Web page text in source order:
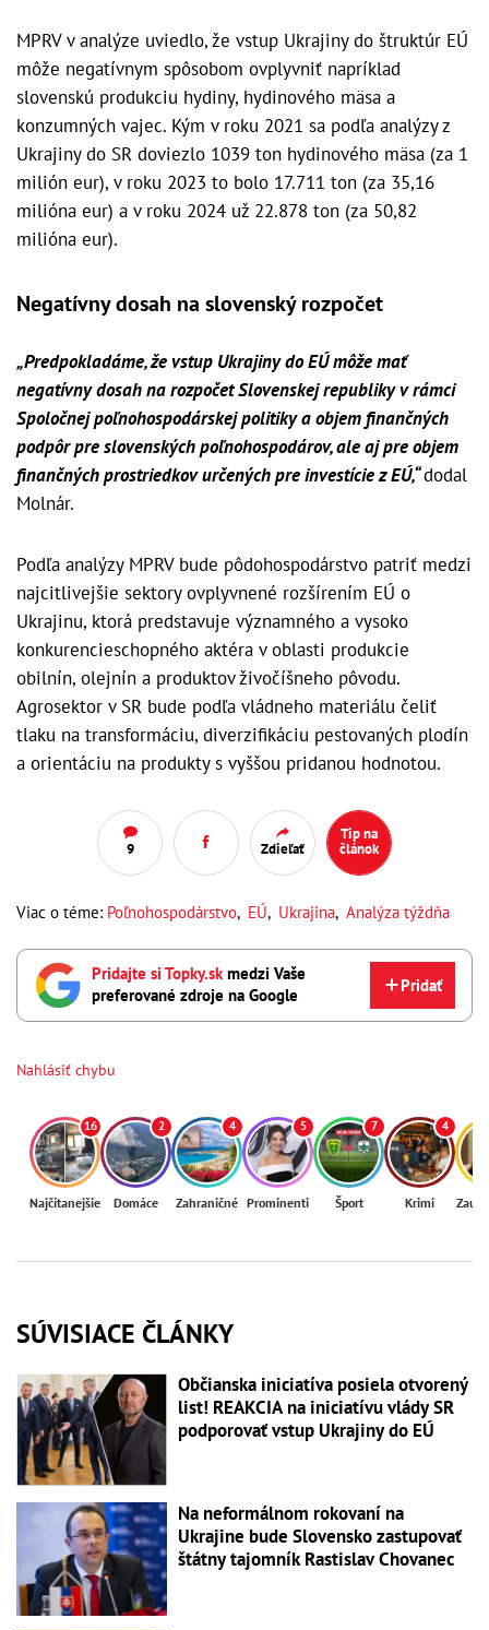
MPRV v analýze uviedlo, že vstup Ukrajiny do štruktúr EÚ
môže negatívnym spôsobom ovplyvniť napríklad
slovenskú produkciu hydiny, hydinového mäsa a
konzumných vajec. Kým v roku 2021 sa podľa analýzy z
Ukrajiny do SR doviezlo 1039 ton hydinového mäsa (za 1
milión eur), v roku 2023 to bolo 17.711 ton (za 35,16
milióna eur) a v roku 2024 už 22.878 ton (za 50,82
milióna eur).
Negatívny dosah na slovenský rozpočet
„Predpokladáme, že vstup Ukrajiny do EÚ môže mať
negatívny dosah na rozpočet Slovenskej republiky v rámci
Spoločnej poľnohospodárskej politiky a objem finančných
podpôr pre slovenských poľnohospodárov, ale aj pre objem
finančných prostriedkov určených pre investície z EÚ,“dodal
Molnár.
Podľa analýzy MPRV bude pôdohospodárstvo patriť medzi
najcitlivejšie sektory ovplyvnené rozšírením EÚ o
Ukrajinu, ktorá predstavuje významného a vysoko
konkurencieschopného aktéra v oblasti produkcie
obilnín, olejnín a produktov živočíšneho pôvodu.
Agrosektor v SR bude podľa vládneho materiálu čeliť
tlaku na transformáciu, diverzifikáciu pestovaných plodín
a orientáciu na produkty s vyššou pridanou hodnotou.
9 Zdieľať
Tip na
článok
Viac o téme: Poľnohospodárstvo, EÚ, Ukrajina, Analýza týždňa
Pridajte si Topky.skmedzi Vaše
preferované zdroje na Google
Pridať
Nahlásiť chybu
16
Najčítanejšie
2
Domáce
4
Zahraničné
5
Prominenti
7
Šport
4
Krimi
SÚVISIACE ČLÁNKY
Občianska iniciatíva posiela otvorený
list! REAKCIA na iniciatívu vlády SR
podporovať vstup Ukrajiny do EÚ
Na neformálnom rokovaní na
Ukrajine bude Slovensko zastupovať
štátny tajomník Rastislav Chovanec